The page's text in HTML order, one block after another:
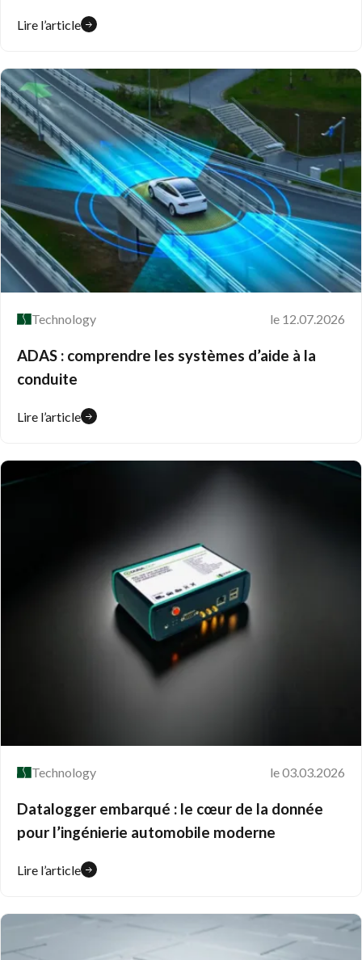
Lire l’article
Technology le 12.07.2026
ADAS : comprendre les systèmes d’aide à la
conduite
Lire l’article
Technology le 03.03.2026
Datalogger embarqué : le cœur de la donnée
pour l’ingénierie automobile moderne
Lire l’article